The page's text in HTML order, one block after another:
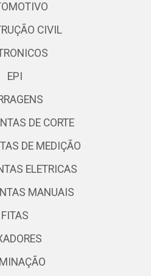
CIVIL
EPI
DE CORTE
DE MEDIÇÃO
ELETRICAS
MANUAIS
FITAS